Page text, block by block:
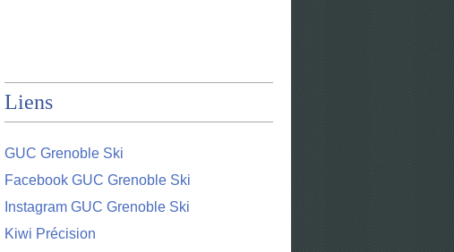
Liens
GUC Grenoble Ski
Facebook GUC Grenoble Ski
Instagram GUC Grenoble Ski
Kiwi Précision